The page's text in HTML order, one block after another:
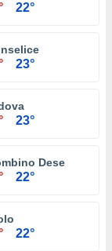
22°
23°
23°
Dese
22°
22°